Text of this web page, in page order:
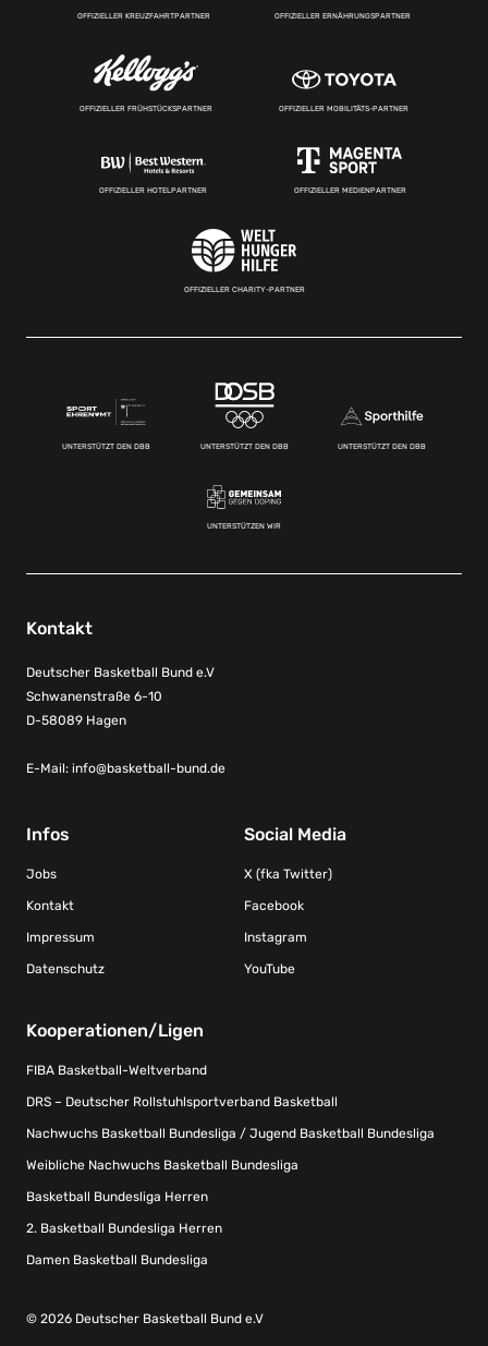
OFFIZIELLER KREUZFAHRTPARTNER OFFIZIELLER ERNÄHRUNGSPARTNER
OFFIZIELLER FRÜHSTÜCKSPARTNER OFFIZIELLER MOBILITÄTS-PARTNER
OFFIZIELLER HOTELPARTNER OFFIZIELLER MEDIENPARTNER
OFFIZIELLER CHARITY-PARTNER
UNTERSTÜTZT DEN DBB UNTERSTÜTZT DEN DBB UNTERSTÜTZT DEN DBB
UNTERSTÜTZEN WIR
Kontakt
Deutscher Basketball Bund e.V
Schwanenstraße 6-10
D-58089 Hagen
E-Mail: info@basketball-bund.de
Infos
Jobs
Kontakt
Impressum
Datenschutz
Social Media
X (fka Twitter)
Facebook
Instagram
YouTube
Kooperationen/Ligen
FIBA Basketball-Weltverband
DRS – Deutscher Rollstuhlsportverband Basketball
Nachwuchs Basketball Bundesliga / Jugend Basketball Bundesliga
Weibliche Nachwuchs Basketball Bundesliga
Basketball Bundesliga Herren
2. Basketball Bundesliga Herren
Damen Basketball Bundesliga
© 2026 Deutscher Basketball Bund e.V